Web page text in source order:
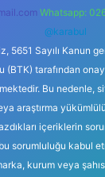
Whatsapp:
@karabul
5651 Sayılı Kanun
(BTK) tarafından
Bu nedenle,
araştırma
içeriklerin
sorumluluğu kabul
kurum veya